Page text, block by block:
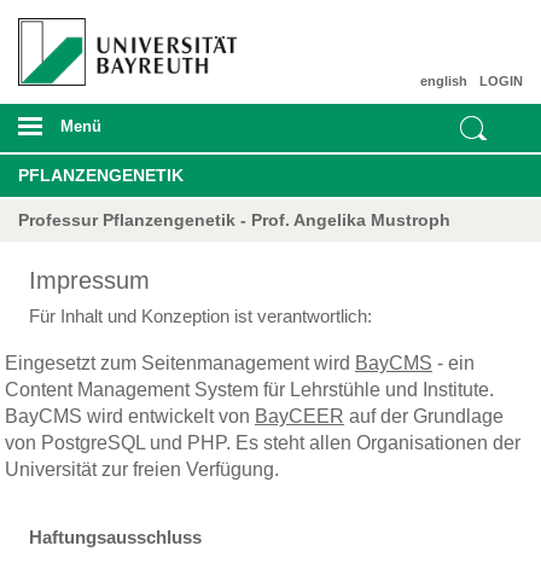
LOGIN
english
Menü
PFLANZENGENETIK
Professur Pflanzengenetik - Prof. Angelika Mustroph
Impressum
Für Inhalt und Konzeption ist verantwortlich:
Eingesetzt zum Seitenmanagement wird BayCMS - ein
Content Management System für Lehrstühle und Institute.
BayCMS wird entwickelt von BayCEER auf der Grundlage
von PostgreSQL und PHP. Es steht allen Organisationen der
Universität zur freien Verfügung.
Haftungsausschluss